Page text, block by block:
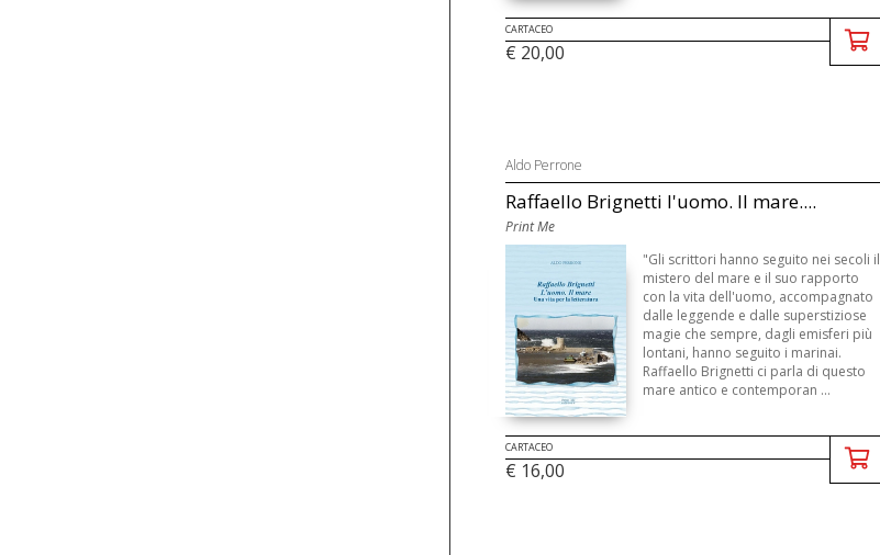
CARTACEO
€ 20,00
Aldo Perrone
Raffaello Brignetti l'uomo. Il mare....
Print Me
"Gli scrittori hanno seguito nei secoli il
mistero del mare e il suo rapporto
con la vita dell'uomo, accompagnato
dalle leggende e dalle superstiziose
magie che sempre, dagli emisferi più
lontani, hanno seguito i marinai.
Raffaello Brignetti ci parla di questo
mare antico e contemporan ...
CARTACEO
€ 16,00